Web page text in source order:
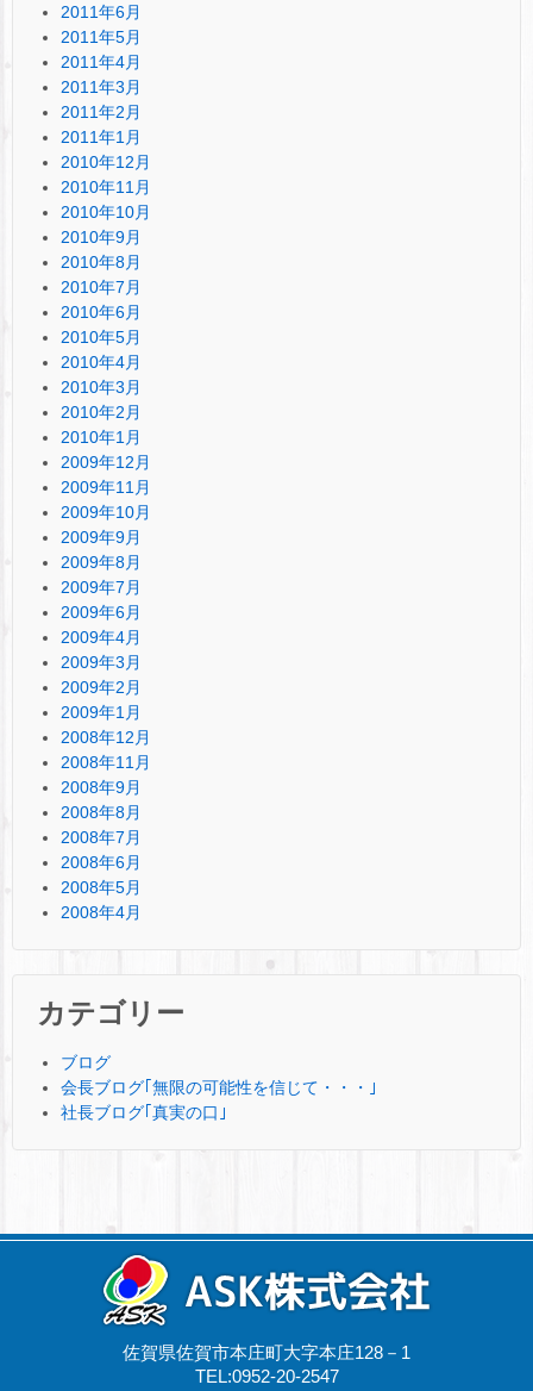
2011年6月
2011年5月
2011年4月
2011年3月
2011年2月
2011年1月
2010年12月
2010年11月
2010年10月
2010年9月
2010年8月
2010年7月
2010年6月
2010年5月
2010年4月
2010年3月
2010年2月
2010年1月
2009年12月
2009年11月
2009年10月
2009年9月
2009年8月
2009年7月
2009年6月
2009年4月
2009年3月
2009年2月
2009年1月
2008年12月
2008年11月
2008年9月
2008年8月
2008年7月
2008年6月
2008年5月
2008年4月
カテゴリー
ブログ
会長ブログ｢無限の可能性を信じて・・・｣
社長ブログ｢真実の口｣
佐賀県佐賀市本庄町大字本庄128－1
TEL:0952-20-2547